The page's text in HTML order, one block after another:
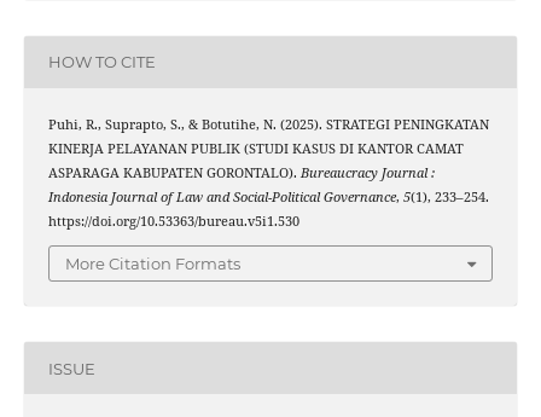
HOW TO CITE
Puhi, R., Suprapto, S., & Botutihe, N. (2025). STRATEGI PENINGKATAN
KINERJA PELAYANAN PUBLIK (STUDI KASUS DI KANTOR CAMAT
ASPARAGA KABUPATEN GORONTALO). Bureaucracy Journal :
Indonesia Journal of Law and Social-Political Governance, 5(1), 233–254.
https://doi.org/10.53363/bureau.v5i1.530
More Citation Formats
ISSUE